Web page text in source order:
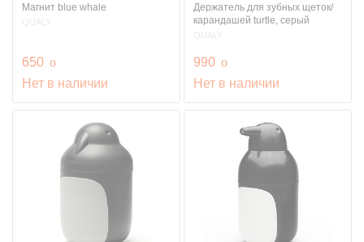
Магнит blue whale
QUALY
650 руб.
o
Нет в наличии
Держатель для зубных щеток/
карандашей turtle, серый
QUALY
990 руб.
o
Нет в наличии